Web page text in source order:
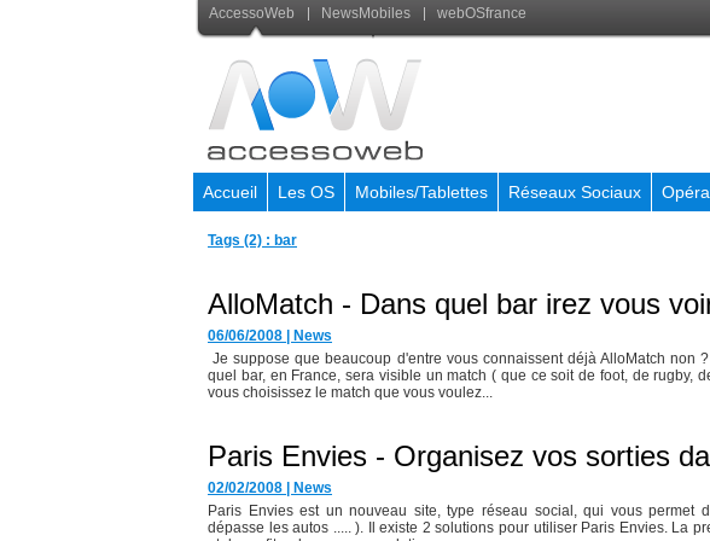
AccessoWeb NewsMobiles webOSfrance
Accueil Les OS Mobiles/Tablettes Réseaux Sociaux
Tags (2) : bar
AlloMatch - Dans quel bar irez vous
06/06/2008
News
Je suppose que beaucoup d'entre vous connaissent déjà AlloMatch non
quel bar, en France, sera visible un match ( que ce soit de foot, de rugby,
vous choisissez le match que vous voulez...
Paris Envies - Organisez vos sorties
02/02/2008
News
Paris Envies est un nouveau site, type réseau social, qui vous permet
dépasse les autos ..... ). Il existe 2 solutions pour utiliser Paris Envies. La